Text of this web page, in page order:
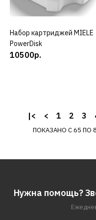
КУПИТЬ
Набор картриджей MIELE
PowerDisk
10500р.
|< < 1 2 3
ПОКАЗАНО С 65 ПО
Нужна помощь?